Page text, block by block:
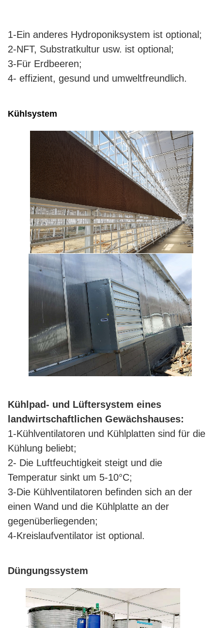
1-Ein anderes Hydroponiksystem ist optional;
2-NFT, Substratkultur usw. ist optional;
3-Für Erdbeeren;
4- effizient, gesund und umweltfreundlich.
Kühlsystem
Kühlpad- und Lüftersystem eines
landwirtschaftlichen Gewächshauses:
1-Kühlventilatoren und Kühlplatten sind für die
Kühlung beliebt;
2- Die Luftfeuchtigkeit steigt und die
Temperatur sinkt um 5-10°C;
3-Die Kühlventilatoren befinden sich an der
einen Wand und die Kühlplatte an der
gegenüberliegenden;
4-Kreislaufventilator ist optional.
Düngungssystem